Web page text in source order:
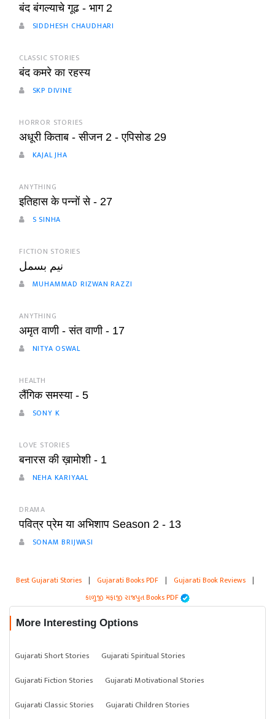
बंद बंगल्याचे गूढ - भाग 2
SIDDHESH CHAUDHARI
CLASSIC STORIES
बंद कमरे का रहस्य
SKP DIVINE
HORROR STORIES
अधूरी किताब - सीजन 2 - एपिसोड 29
KAJAL JHA
ANYTHING
इतिहास के पन्नों से - 27
S SINHA
FICTION STORIES
نیم بسمل
MUHAMMAD RIZWAN RAZZI
ANYTHING
अमृत वाणी - संत वाणी - 17
NITYA OSWAL
HEALTH
लैंगिक समस्या - 5
SONY K
LOVE STORIES
बनारस की ख़ामोशी - 1
NEHA KARIYAAL
DRAMA
पवित्र प्रेम या अभिशाप Season 2 - 13
SONAM BRIJWASI
Best Gujarati Stories | Gujarati Books PDF | Gujarati Book Reviews |
કાળુજી મફાજી રાજપુત Books PDF
More Interesting Options
Gujarati Short Stories
Gujarati Spiritual Stories
Gujarati Fiction Stories
Gujarati Motivational Stories
Gujarati Classic Stories
Gujarati Children Stories